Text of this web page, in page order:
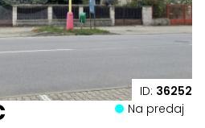
ID: 36252
Na predaj